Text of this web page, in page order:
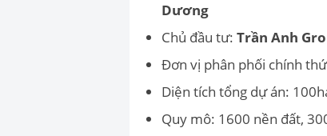
Dương
Chủ đầu tư: Trần Anh
Đơn vị phân phối chính
Diện tích tổng dự án:
Quy mô: 1600 nền đất,